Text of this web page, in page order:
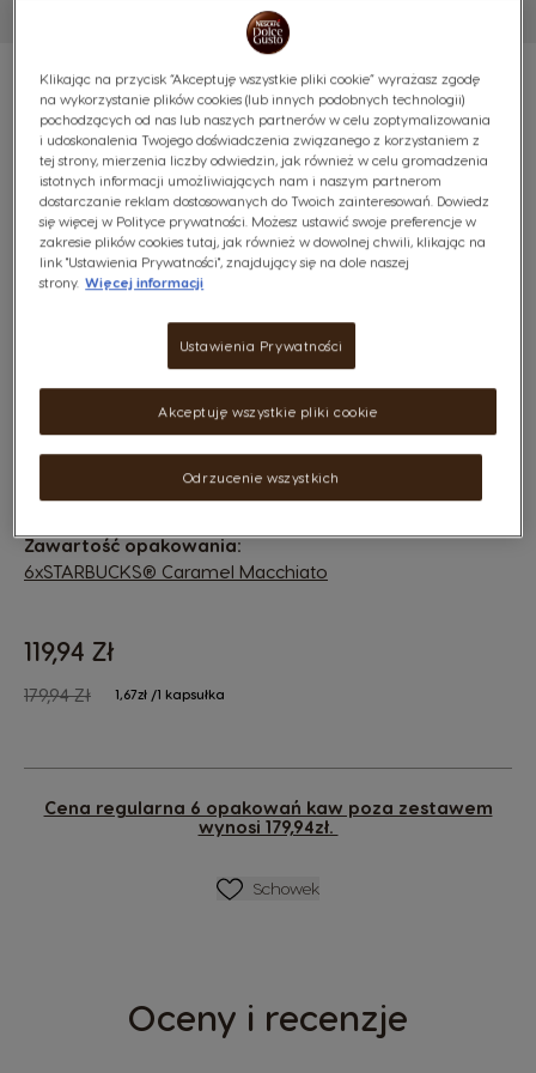
STARBUCKS® CARAMEL
MACCHIATO X6
Klasyczny karmelowy smak
Ikona kapsułki
x36
Ikona kapsułki
Odkryj legendarne kremowe Caramel Macchiato
Zawartość opakowania:
6xSTARBUCKS® Caramel Macchiato
The price depends on the chosen options
Regular Price
179,94 Zł
119,94 Zł
1,67zł /1 kapsułka
Cena regularna 6 opakowań kaw poza zestawem
wynosi 179,94zł.
Lista Życzeń
Schowek
Oceny i recenzje
Klikając na przycisk “Akceptuję wszystkie pliki cookie” wyrażasz zgodę
na wykorzystanie plików cookies (lub innych podobnych technologii)
pochodzących od nas lub naszych partnerów w celu zoptymalizowania
i udoskonalenia Twojego doświadczenia związanego z korzystaniem z
tej strony, mierzenia liczby odwiedzin, jak również w celu gromadzenia
istotnych informacji umożliwiających nam i naszym partnerom
dostarczanie reklam dostosowanych do Twoich zainteresowań. Dowiedz
się więcej w Polityce prywatności. Możesz ustawić swoje preferencje w
zakresie plików cookies tutaj, jak również w dowolnej chwili, klikając na
link "Ustawienia Prywatności", znajdujący się na dole naszej
strony. Więcej informacji
Ustawienia Prywatności
Odrzucenie wszystkich
Akceptuję wszystkie pliki cookie